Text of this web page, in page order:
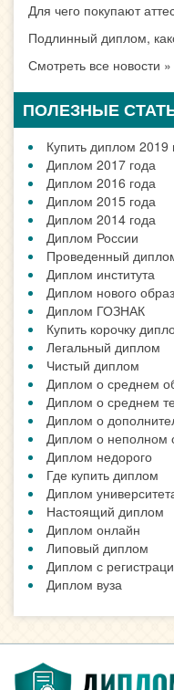
Для чего покупают
Подлинный диплом,
Смотреть все новости »
ПОЛЕЗНЫЕ
Купить диплом 2019
Диплом 2017 года
Диплом 2016 года
Диплом 2015 года
Диплом 2014 года
Диплом России
Проведенный
Диплом института
Диплом нового
Диплом ГОЗНАК
Купить корочку
Легальный диплом
Чистый диплом
Диплом о среднем
Диплом о среднем
Диплом о
Диплом о неполном
Диплом недорого
Где купить диплом
Диплом
Настоящий диплом
Диплом онлайн
Липовый диплом
Диплом с
Диплом вуза